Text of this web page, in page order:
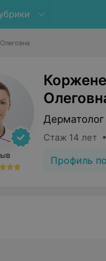
Стаж 14 лет
Профиль